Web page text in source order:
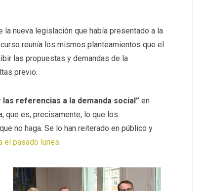
nueva legislación que había presentado a la
reunía los mismos planteamientos que el
las propuestas y demandas de la
previo.
las referencias a la demanda social” en
que es, precisamente, lo que los
no haga. Se lo han reiterado en público y
el pasado lunes.